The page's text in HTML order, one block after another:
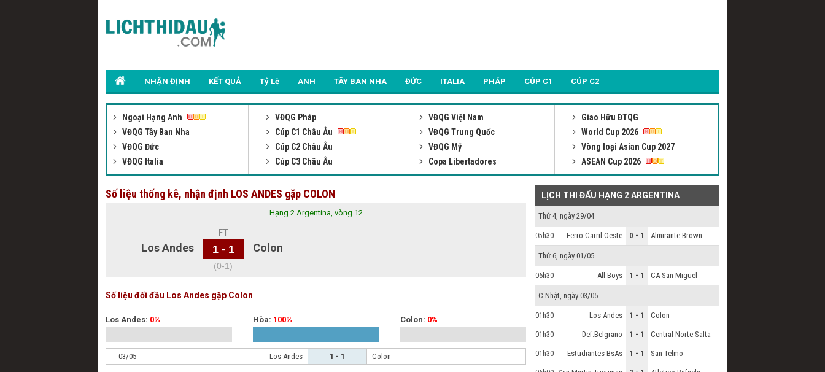
NHẬN ĐỊNH KẾT QUẢ Tỷ Lệ ANH TÂY BAN NHA ĐỨC ITALIA PHÁP CÚP C1 CÚP C2
Ngoại Hạng Anh
VĐQG Tây Ban Nha
VĐQG Đức
VĐQG Italia
VĐQG Pháp
Cúp C1 Châu Âu
Cúp C2 Châu Âu
Cúp C3 Châu Âu
VĐQG Việt Nam
VĐQG Trung Quốc
VĐQG Mỹ
Copa Libertadores
Giao Hữu ĐTQG
World Cup 2026
Vòng loại Asian Cup 2027
ASEAN Cup 2026
Số liệu thống kê, nhận định LOS ANDES gặp COLON
Hạng 2 Argentina, vòng 12
Los Andes
FT
1 - 1
(0-1)
Colon
Số liệu đối đầu Los Andes gặp Colon
Los Andes: 0% Hòa: 100% Colon: 0%
03/05 Los Andes 1 - 1 Colon
LỊCH THI ĐẤU HẠNG 2 ARGENTINA
Thứ 4, ngày 29/04
05h30 Ferro Carril Oeste 0 - 1 Almirante Brown
Thứ 6, ngày 01/05
06h30 All Boys 1 - 1 CA San Miguel
C.Nhật, ngày 03/05
01h30 Los Andes 1 - 1 Colon
01h30 Def.Belgrano 1 - 1 Central Norte Salta
01h30 Estudiantes BsAs 1 - 1 San Telmo